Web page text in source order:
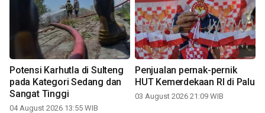
Potensi Karhutla di Sulteng
pada Kategori Sedang dan
Sangat Tinggi
04 August 2026 13:55 WIB
Penjualan pernak-pernik
HUT Kemerdekaan RI di Palu
03 August 2026 21:09 WIB